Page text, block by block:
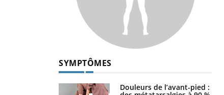
SYMPTÔMES
Douleurs de l’avant-pied :